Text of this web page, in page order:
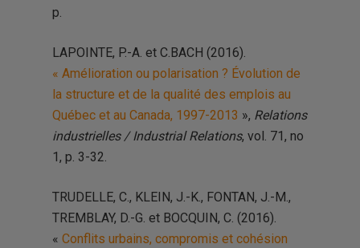
p.
LAPOINTE, P.-A. et C.BACH (2016).
« Amélioration ou polarisation ? Évolution de
la structure et de la qualité des emplois au
Québec et au Canada, 1997-2013 », Relations
industrielles / Industrial Relations, vol. 71, no
1, p. 3-32.
TRUDELLE, C., KLEIN, J.-K., FONTAN, J.-M.,
TREMBLAY, D.-G. et BOCQUIN, C. (2016).
« Conflits urbains, compromis et cohésion